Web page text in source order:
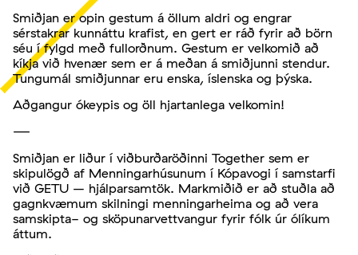
Smiðjan er opin gestum á öllum aldri og engrar
sérstakrar kunnáttu krafist, en gert er ráð fyrir að börn
séu í fylgd með fullorðnum. Gestum er velkomið að
kíkja við hvenær sem er á meðan á smiðjunni stendur.
Tungumál smiðjunnar eru enska, íslenska og þýska.
Aðgangur ókeypis og öll hjartanlega velkomin!
—
Smiðjan er liður í viðburðaröðinni Together sem er
skipulögð af Menningarhúsunum í Kópavogi í samstarfi
við GETU – hjálparsamtök. Markmiðið er að stuðla að
gagnkvæmum skilningi menningarheima og að vera
samskipta- og sköpunarvettvangur fyrir fólk úr ólíkum
áttum.